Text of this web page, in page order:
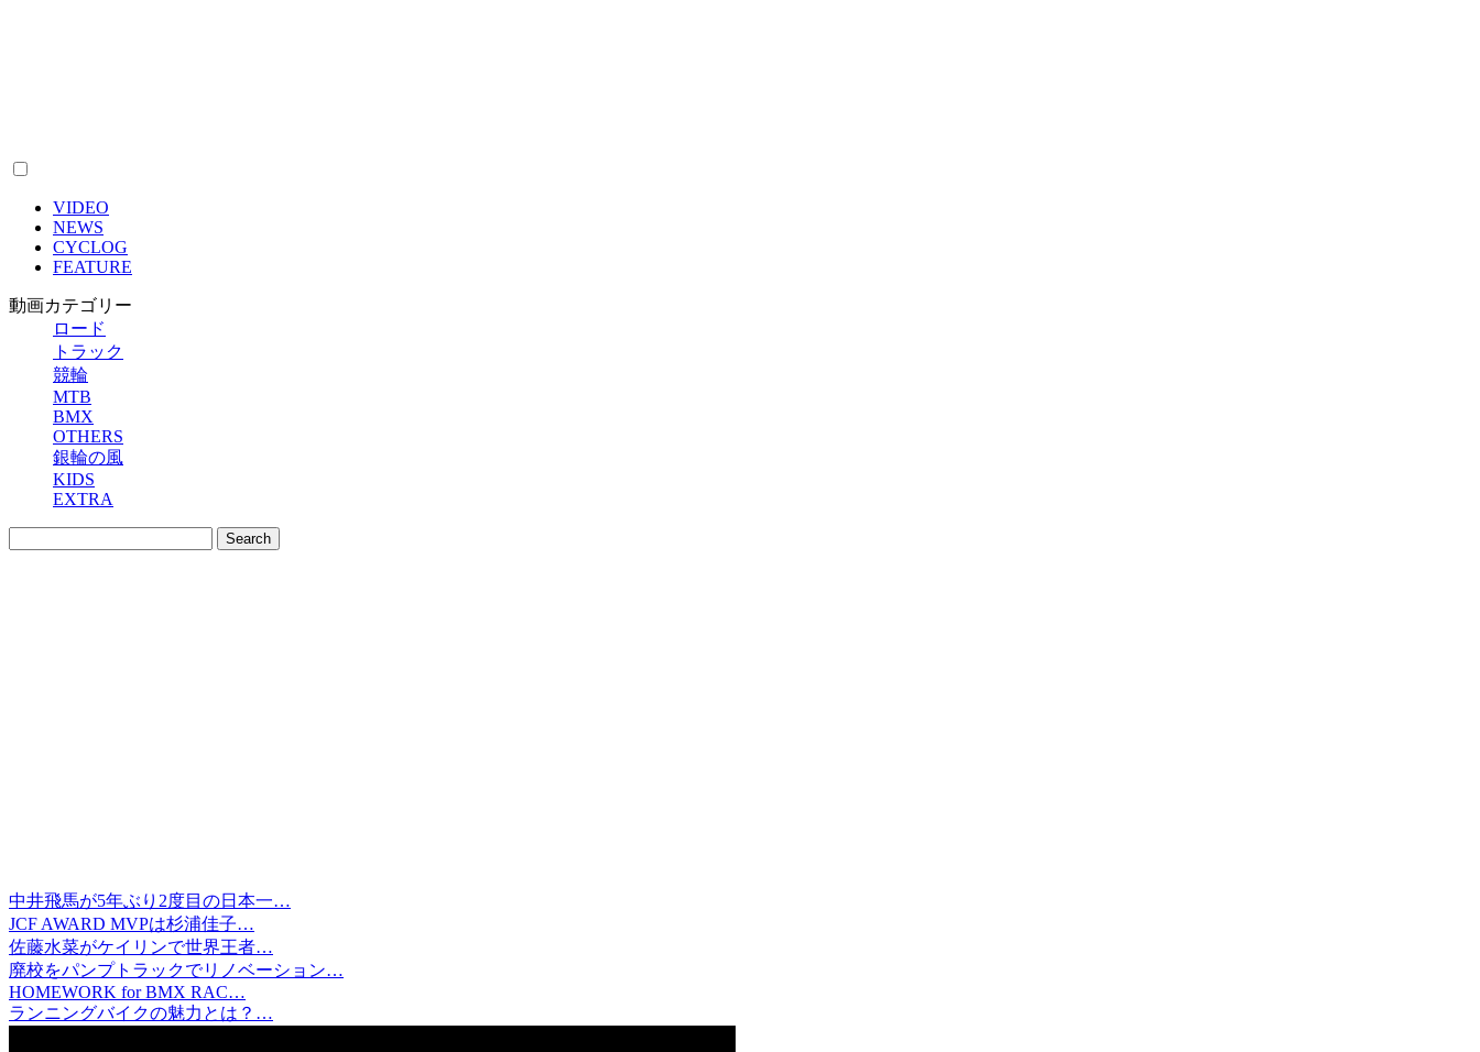
VIDEO
NEWS
CYCLOG
FEATURE
動画カテゴリー
ロード
トラック
競輪
MTB
BMX
OTHERS
銀輪の風
KIDS
EXTRA
中井飛馬が5年ぶり2度目の日本一…
JCF AWARD MVPは杉浦佳子…
佐藤水菜がケイリンで世界王者…
廃校をパンプトラックでリノベーション…
HOMEWORK for BMX RAC…
ランニングバイクの魅力とは？…